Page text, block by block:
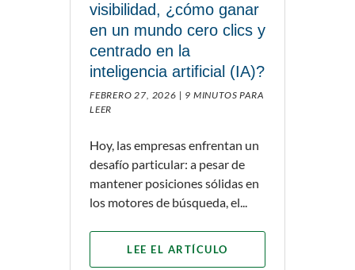
visibilidad, ¿cómo ganar
en un mundo cero clics y
centrado en la
inteligencia artificial (IA)?
FEBRERO 27, 2026 | 9 MINUTOS PARA
LEER
Hoy, las empresas enfrentan un
desafío particular: a pesar de
mantener posiciones sólidas en
los motores de búsqueda, el...
LEE EL ARTÍCULO